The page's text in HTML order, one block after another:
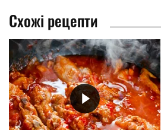
Схожі рецепти